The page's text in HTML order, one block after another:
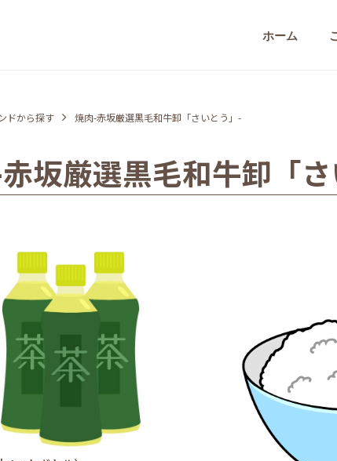
ホーム
ドから探す 焼肉-赤坂厳選黒毛和牛卸「さいとう」-
坂厳選黒毛和牛卸「